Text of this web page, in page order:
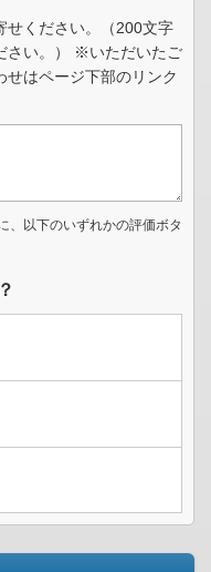
せください。（200文字
さい。） ※いただいたご
はページ下部のリンク
、以下のいずれかの評価ボタ